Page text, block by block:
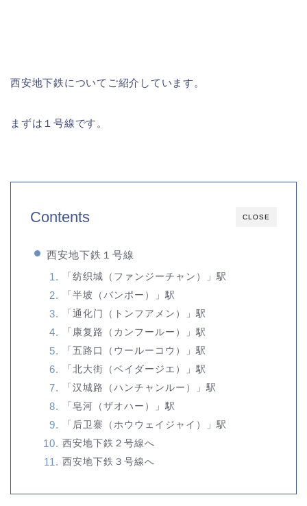
西安地下鉄についてご紹介しています。
まずは１号線です。
CLOSE
Contents
西安地下鉄１号線
「纺织城（ファンジーチャン）」駅
「半坡（バンポー）」駅
「通化门（トンフアメン）」駅
「康复路（カンフールー）」駅
「五路口（ウールーコウ）」駅
「北大街（ベイダージエ）」駅
「汉城路（ハンチャンルー）」駅
「皂河（ザオハー）」駅
「后卫寨（ホウウェイジャイ）」駅
西安地下鉄２号線へ
西安地下鉄３号線へ